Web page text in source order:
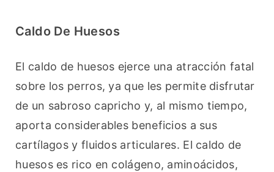
Caldo De Huesos
El caldo de huesos ejerce una atracción fatal
sobre los perros, ya que les permite disfrutar
de un sabroso capricho y, al mismo tiempo,
aporta considerables beneficios a sus
cartílagos y fluidos articulares. El caldo de
huesos es rico en colágeno, aminoácidos,